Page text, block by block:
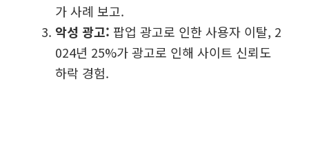
가 사례 보고.
악성 광고: 팝업 광고로 인한 사용자 이탈, 2
024년 25%가 광고로 인해 사이트 신뢰도
하락 경험.